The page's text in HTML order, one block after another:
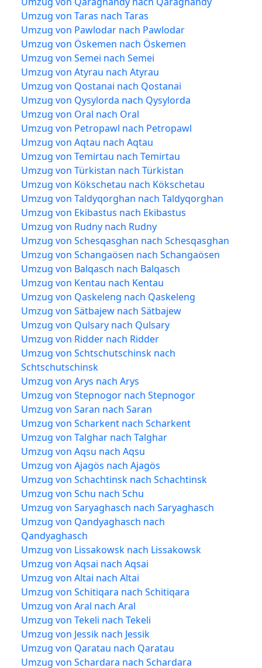
Umzug von Taras nach Taras
Umzug von Pawlodar nach Pawlodar
Umzug von Öskemen nach Öskemen
Umzug von Semei nach Semei
Umzug von Atyrau nach Atyrau
Umzug von Qostanai nach Qostanai
Umzug von Qysylorda nach Qysylorda
Umzug von Oral nach Oral
Umzug von Petropawl nach Petropawl
Umzug von Aqtau nach Aqtau
Umzug von Temirtau nach Temirtau
Umzug von Türkistan nach Türkistan
Umzug von Kökschetau nach Kökschetau
Umzug von Taldyqorghan nach Taldyqorghan
Umzug von Ekibastus nach Ekibastus
Umzug von Rudny nach Rudny
Umzug von Schesqasghan nach Schesqasghan
Umzug von Schangaösen nach Schangaösen
Umzug von Balqasch nach Balqasch
Umzug von Kentau nach Kentau
Umzug von Qaskeleng nach Qaskeleng
Umzug von Sätbajew nach Sätbajew
Umzug von Qulsary nach Qulsary
Umzug von Ridder nach Ridder
Umzug von Schtschutschinsk nach
Schtschutschinsk
Umzug von Arys nach Arys
Umzug von Stepnogor nach Stepnogor
Umzug von Saran nach Saran
Umzug von Scharkent nach Scharkent
Umzug von Talghar nach Talghar
Umzug von Aqsu nach Aqsu
Umzug von Ajagös nach Ajagös
Umzug von Schachtinsk nach Schachtinsk
Umzug von Schu nach Schu
Umzug von Saryaghasch nach Saryaghasch
Umzug von Qandyaghasch nach
Qandyaghasch
Umzug von Lissakowsk nach Lissakowsk
Umzug von Aqsai nach Aqsai
Umzug von Altai nach Altai
Umzug von Schitiqara nach Schitiqara
Umzug von Aral nach Aral
Umzug von Tekeli nach Tekeli
Umzug von Jessik nach Jessik
Umzug von Qaratau nach Qaratau
Umzug von Schardara nach Schardara